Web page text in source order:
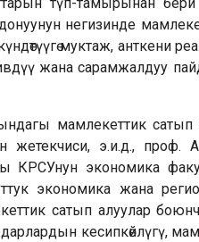
түп-тамырынан бери
негизинде
муктаж, анткени
жана сарамжалдуу
мамлекеттик сатып
э.и.д., проф.
КРСУнун экономика
экономика жана
сатып алуулар
кесипкөйлүгү,